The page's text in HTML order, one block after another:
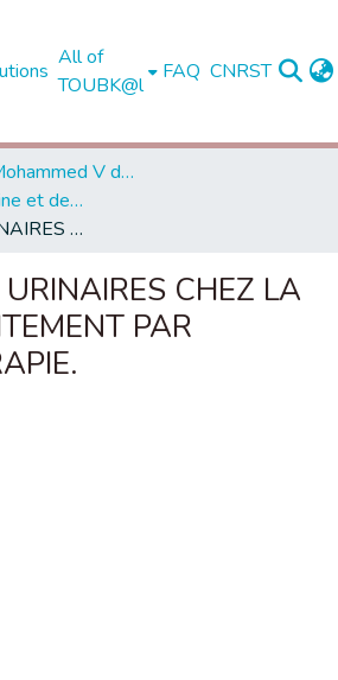
All of
TOUBK@l
FAQ CNRST
Université Mohammed V de Rabat
Faculté de Médecine et de Pharmacie - Rabat
INFECTIONS URINAIRES CHEZ LA FEMME TRAITEMENT PAR PHYTOTHERAPIE.
CHEZ LA
PAR